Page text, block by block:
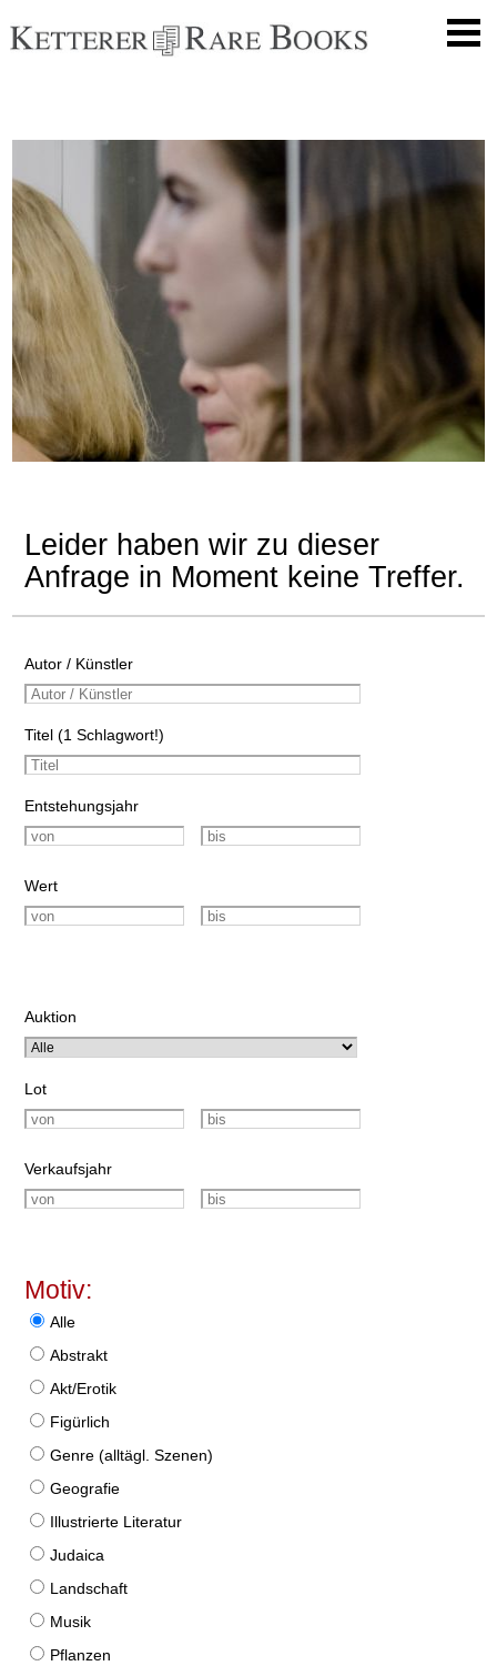
Leider haben wir zu dieser
Anfrage in Moment keine Treffer.
Autor / Künstler
Titel (1 Schlagwort!)
Entstehungsjahr
Wert
Auktion
Lot
Verkaufsjahr
Motiv:
Alle
Abstrakt
Akt/Erotik
Figürlich
Genre (alltägl. Szenen)
Geografie
Illustrierte Literatur
Judaica
Landschaft
Musik
Pflanzen